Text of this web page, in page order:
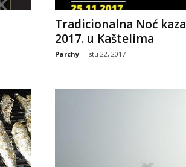
Tradicionalna Noć
2017. u Kaštelima
Parchy - stu 22, 2017